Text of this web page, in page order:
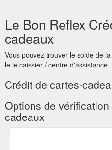
Découvrez les offres.
CLIQUEZ-ICI. ÉVÉNEMENTS.
CLIQUEZ-ICI. Je m’appelle
Stage photo en Bretagne -
Vous
avez reçu une carte cadeau ou
simplement offert un stage
Voici comment se déroule le
par téléphone ou mail quelques
les lignes directrices du stage
Le Bon Reflex
cadeaux
Vous pouvez trouver le solde de
le le caissier / centre d'assistance.
Crédit de cartes-
Options de
cadeaux